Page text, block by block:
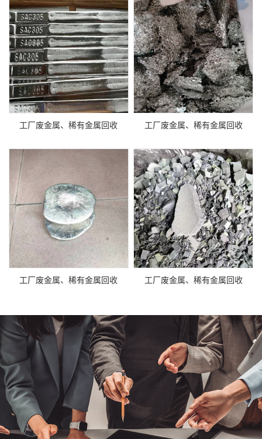
工厂废金属、稀有金属回收 工厂废金属、稀有金属回收
工厂废金属、稀有金属回收 工厂废金属、稀有金属回收